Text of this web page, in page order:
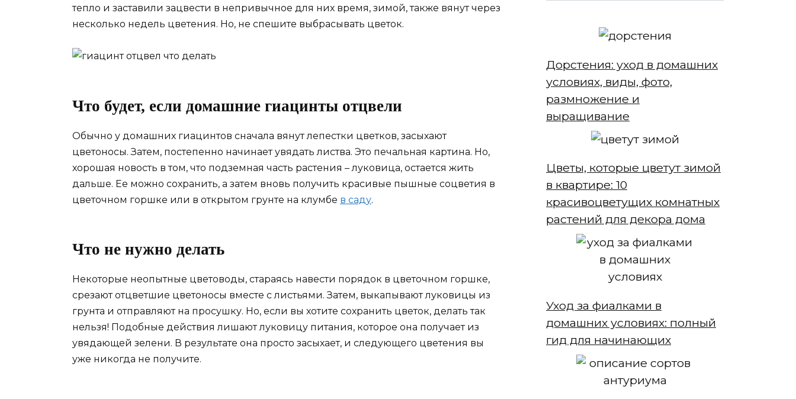
тепло и заставили зацвести в непривычное для них время, зимой, также вянут через
несколько недель цветения. Но, не спешите выбрасывать цветок.
Что будет, если домашние гиацинты отцвели
Обычно у домашних гиацинтов сначала вянут лепестки цветков, засыхают
цветоносы. Затем, постепенно начинает увядать листва. Это печальная картина. Но,
хорошая новость в том, что подземная часть растения – луковица, остается жить
дальше. Ее можно сохранить, а затем вновь получить красивые пышные соцветия в
цветочном горшке или в открытом грунте на клумбе в саду.
Что не нужно делать
Некоторые неопытные цветоводы, стараясь навести порядок в цветочном горшке,
срезают отцветшие цветоносы вместе с листьями. Затем, выкапывают луковицы из
грунта и отправляют на просушку. Но, если вы хотите сохранить цветок, делать так
нельзя! Подобные действия лишают луковицу питания, которое она получает из
увядающей зелени. В результате она просто засыхает, и следующего цветения вы
уже никогда не получите.
Дорстения: уход в домашних
условиях, виды, фото,
размножение и
выращивание
Цветы, которые цветут зимой
в квартире: 10
красивоцветущих комнатных
растений для декора дома
Уход за фиалками в
домашних условиях: полный
гид для начинающих